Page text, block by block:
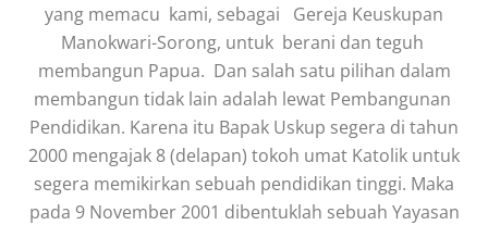
yang memacu kami, sebagai Gereja Keuskupan
Manokwari-Sorong, untuk berani dan teguh
membangun Papua. Dan salah satu pilihan dalam
membangun tidak lain adalah lewat Pembangunan
Pendidikan. Karena itu Bapak Uskup segera di tahun
2000 mengajak 8 (delapan) tokoh umat Katolik untuk
segera memikirkan sebuah pendidikan tinggi. Maka
pada 9 November 2001 dibentuklah sebuah Yayasan